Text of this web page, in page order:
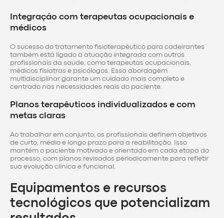
Integração com terapeutas ocupacionais e
médicos
O sucesso do tratamento fisioterapêutico para cadeirantes
também está ligado à atuação integrada com outros
profissionais da saúde, como terapeutas ocupacionais,
médicos fisiatras e psicólogos. Essa abordagem
multidisciplinar garante um cuidado mais completo e
centrado nas necessidades reais do paciente.
Planos terapêuticos individualizados e com
metas claras
Ao trabalhar em conjunto, os profissionais definem objetivos
de curto, médio e longo prazo para a reabilitação. Isso
mantém o paciente motivado e orientado em cada etapa do
processo, com planos revisados periodicamente para refletir
sua evolução clínica e funcional.
Equipamentos e recursos
tecnológicos que potencializam